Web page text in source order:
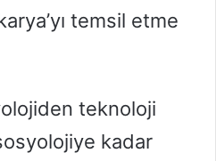
temsil etme
teknoloji
kadar